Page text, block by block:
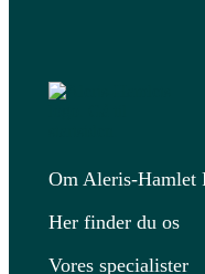
Om Aleris-Hamlet
Her finder du os
Vores specialister